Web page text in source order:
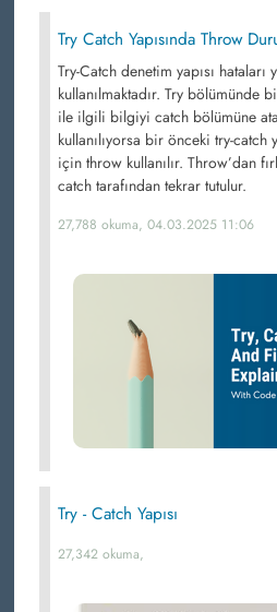
Try Catch Yapısında Throw
Try-Catch denetim yapısı hataları
kullanılmaktadır. Try bölümünde
ile ilgili bilgiyi catch bölümüne
kullanılıyorsa bir önceki try-catch
için throw kullanılır. Throw’dan
catch tarafından tekrar tutulur.
27,788 okuma, 04.03.2025 11:06
Try - Catch Yapısı
27,342 okuma,